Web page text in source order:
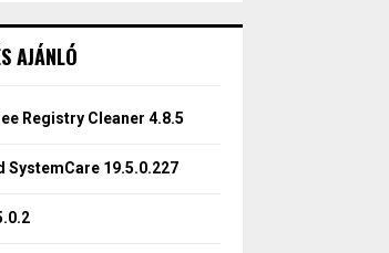
AJÁNLÓ
Registry Cleaner 4.8.5
SystemCare 19.5.0.227